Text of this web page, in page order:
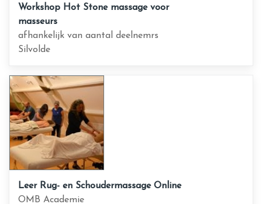
Workshop Hot Stone massage voor
masseurs
afhankelijk van aantal deelnemrs
Silvolde
Leer Rug- en Schoudermassage Online
OMB Academie